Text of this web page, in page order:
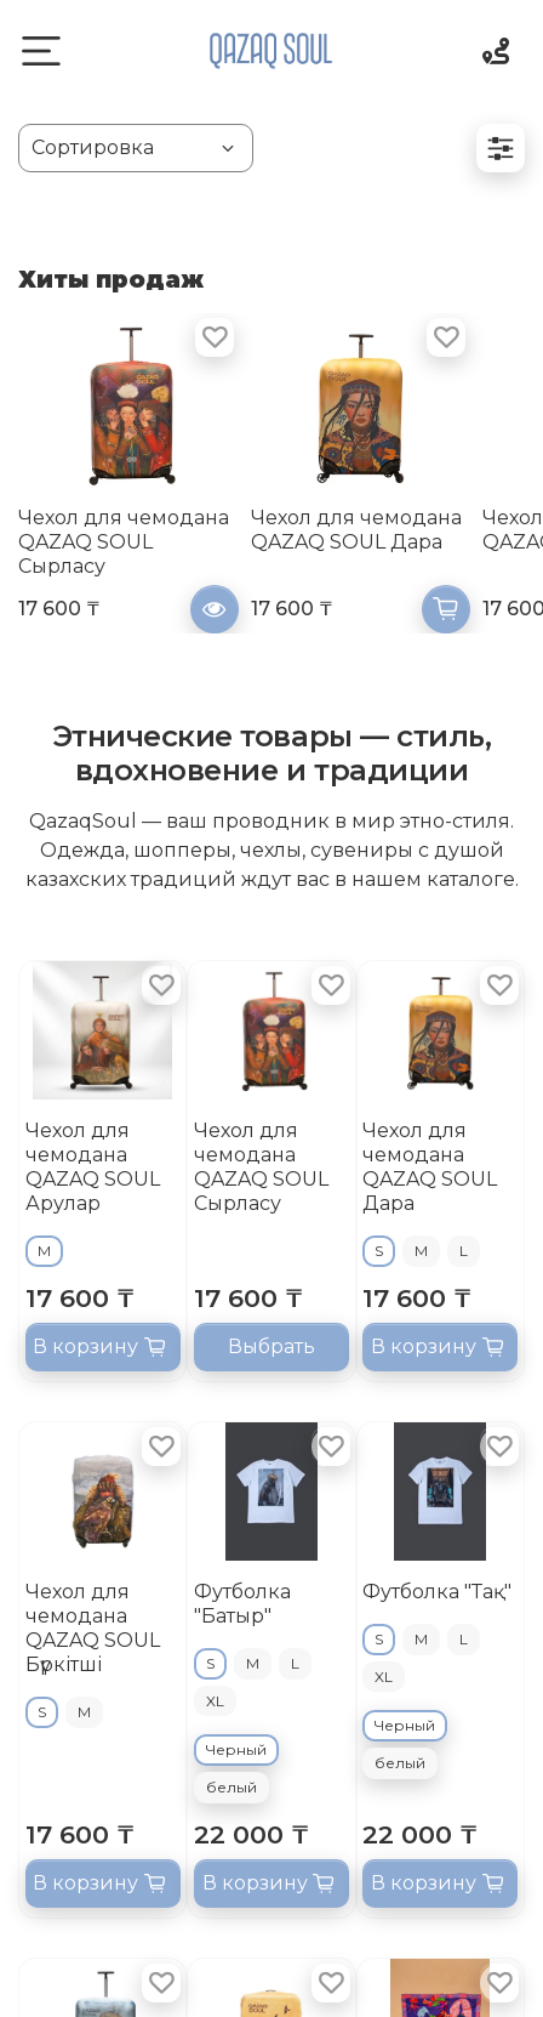
Хиты продаж
Чехол для чемодана
QAZAQ SOUL
Сырласу
17 600 ₸
Чехол для чемодана
QAZAQ SOUL Дара
17 600 ₸ 17
Этнические товары — стиль,
вдохновение и традиции
QazaqSoul — ваш проводник в мир этно-стиля.
Одежда, шопперы, чехлы, сувениры с душой
казахских традиций ждут вас в нашем каталоге.
Чехол для
чемодана
QAZAQ SOUL
Арулар
M
17 600 ₸
В корзину
Чехол для
чемодана
QAZAQ SOUL
Сырласу
17 600 ₸
Выбрать
Чехол для
чемодана
QAZAQ SOUL
Дара
S M L
17 600 ₸
В корзину
Чехол для
чемодана
QAZAQ SOUL
Бүркітші
S M
17 600 ₸
В корзину
Футболка
"Батыр"
S M L
XL
Черный
белый
22 000 ₸
В корзину
Футболка "Тақ"
S M L
XL
Черный
белый
22 000 ₸
В корзину